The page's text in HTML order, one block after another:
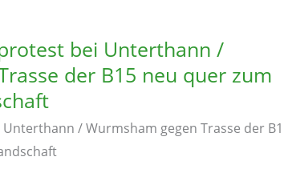
bei Unterthann /
der B15 neu quer zum
/ Wurmsham gegen Trasse der